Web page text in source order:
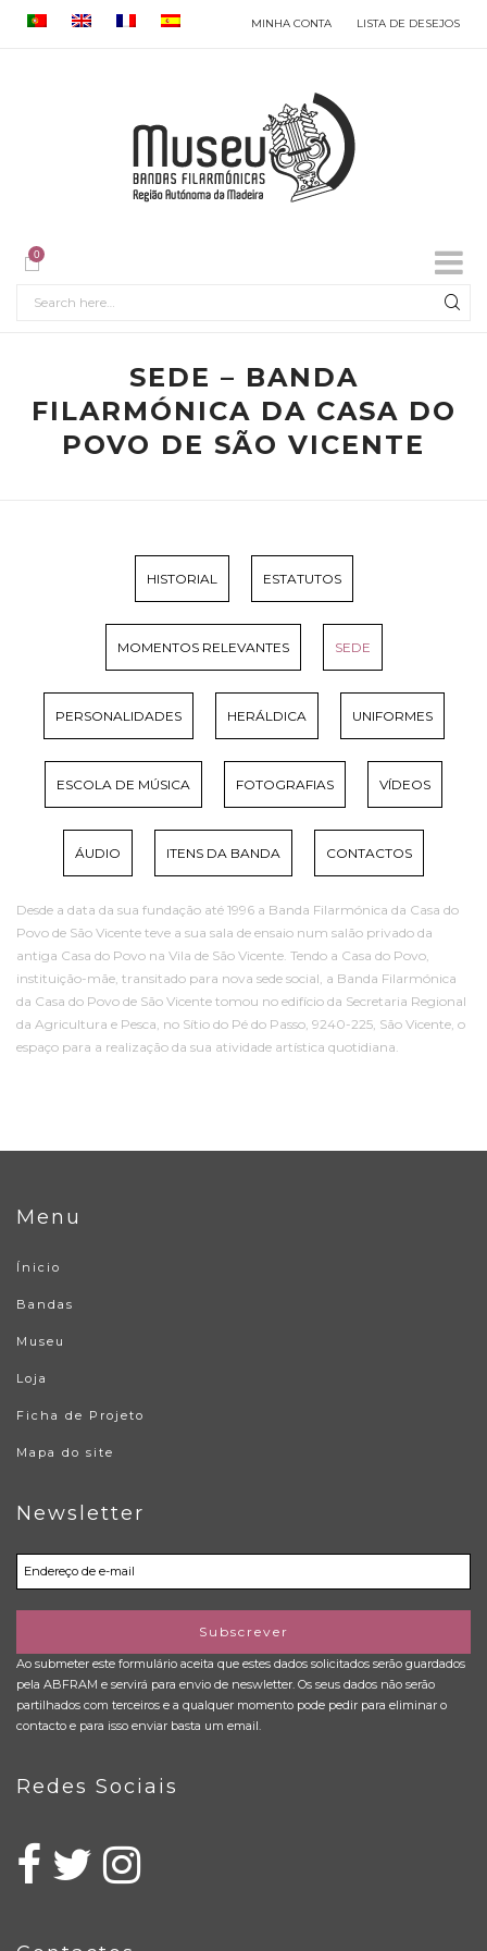
MINHA CONTA LISTA DE DESEJOS
0
SEDE – BANDA
FILARMÓNICA DA CASA DO
POVO DE SÃO VICENTE
HISTORIAL ESTATUTOS
MOMENTOS RELEVANTES SEDE
PERSONALIDADES HERÁLDICA UNIFORMES
ESCOLA DE MÚSICA FOTOGRAFIAS VÍDEOS
ÁUDIO ITENS DA BANDA CONTACTOS
Desde a data da sua fundação até 1996 a Banda Filarmónica da Casa do
Povo de São Vicente teve a sua sala de ensaio num salão privado da
antiga Casa do Povo na Vila de São Vicente. Tendo a Casa do Povo,
instituição-mãe, transitado para nova sede social, a Banda Filarmónica
da Casa do Povo de São Vicente tomou no edifício da Secretaria Regional
da Agricultura e Pesca, no Sítio do Pé do Passo, 9240-225, São Vicente, o
espaço para a realização da sua atividade artística quotidiana.
Menu
Ínicio
Bandas
Museu
Loja
Ficha de Projeto
Mapa do site
Newsletter
Subscrever
Ao submeter este formulário aceita que estes dados solicitados serão guardados
pela ABFRAM e servirá para envio de neswletter. Os seus dados não serão
partilhados com terceiros e a qualquer momento pode pedir para eliminar o
contacto e para isso enviar basta um email.
Redes Sociais